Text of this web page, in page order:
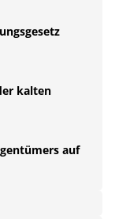
kalten
auf